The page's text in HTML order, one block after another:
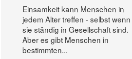
Einsamkeit kann Menschen in
jedem Alter treffen - selbst wenn
sie ständig in Gesellschaft sind.
Aber es gibt Menschen in
bestimmten...